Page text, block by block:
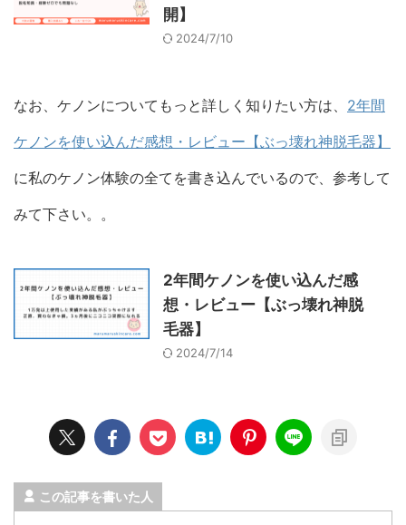
開】
2024/7/10
なお、ケノンについてもっと詳しく知りたい方は、 2年間
ケノンを使い込んだ感想・レビュー【ぶっ壊れ神脱毛器】
に私のケノン体験の全てを書き込んでいるので、参考して
みて下さい。。
2年間ケノンを使い込んだ感
想・レビュー【ぶっ壊れ神脱
毛器】
2024/7/14
この記事を書いた人